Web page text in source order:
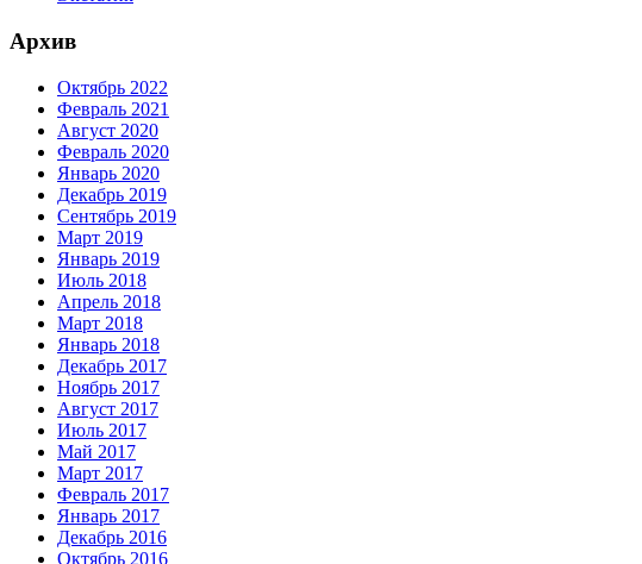
Архив
Октябрь 2022
Февраль 2021
Август 2020
Февраль 2020
Январь 2020
Декабрь 2019
Сентябрь 2019
Март 2019
Январь 2019
Июль 2018
Апрель 2018
Март 2018
Январь 2018
Декабрь 2017
Ноябрь 2017
Август 2017
Июль 2017
Май 2017
Март 2017
Февраль 2017
Январь 2017
Декабрь 2016
Октябрь 2016